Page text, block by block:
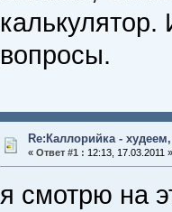
калькулятор.
вопросы.
Re:Каллорийка -
« Ответ #1 : 12:13, 17.03.2011 »
я смотрю на